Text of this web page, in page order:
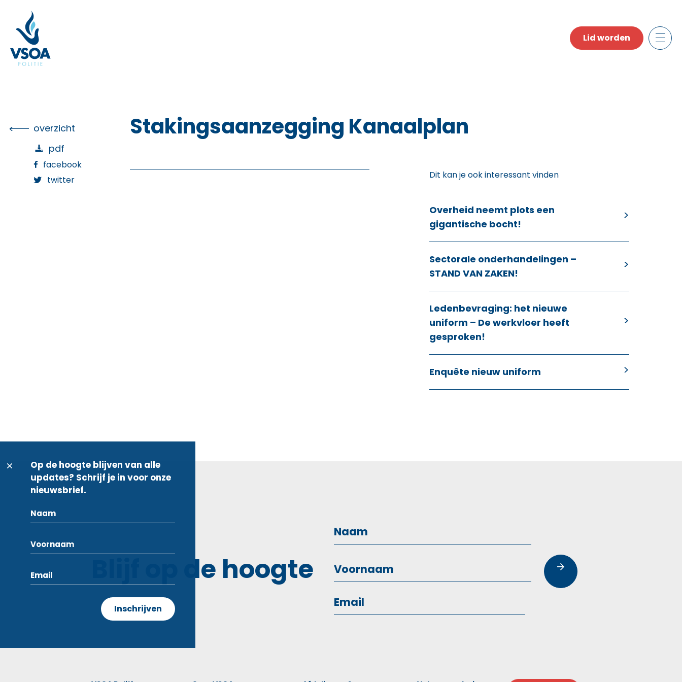
content
Lid worden
overzicht
pdf
facebook
twitter
Stakingsaanzegging Kanaalplan
Dit kan je ook interessant vinden
Overheid neemt plots een
gigantische bocht!
Sectorale onderhandelingen –
STAND VAN ZAKEN!
Ledenbevraging: het nieuwe
uniform – De werkvloer heeft
gesproken!
Enquête nieuw uniform
Blijf op de hoogte
Op de hoogte blijven van alle
updates? Schrijf je in voor onze
nieuwsbrief.